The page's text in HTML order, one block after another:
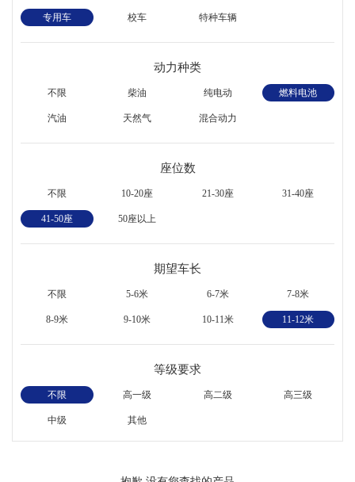
专用车 校车 特种车辆
动力种类
不限 柴油 纯电动 燃料电池
汽油 天然气 混合动力
座位数
不限 10-20座 21-30座 31-40座
41-50座 50座以上
期望车长
不限 5-6米 6-7米 7-8米
8-9米 9-10米 10-11米 11-12米
等级要求
不限 高一级 高二级 高三级
中级 其他